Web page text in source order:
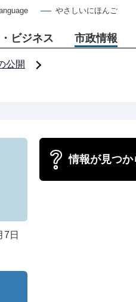
やさしいにほんご
ビジネス 市政情報
公開
7日
情報が見つ